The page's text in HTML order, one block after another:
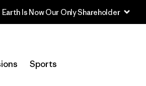
Sports
tienda